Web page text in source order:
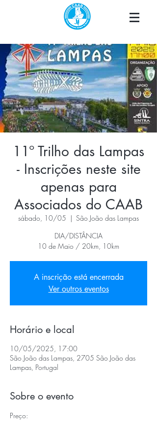
11º Trilho das Lampas
- Inscrições neste site
apenas para
Associados do CAAB
sábado, 10/05
  |
São João das Lampas
DIA/DISTÂNCIA
10 de Maio / 20km, 10km
A inscrição está encerrada
Ver outros eventos
Horário e local
10/05/2025, 17:00
São João das Lampas, 2705 São João das
Lampas, Portugal
Sobre o evento
Preço: